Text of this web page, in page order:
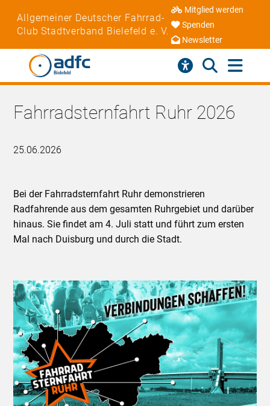
Allgemeiner Deutscher Fahrrad-
Club Stadtverband Bielefeld e. V.
Mitglied werden
Spenden
Newsletter
Fahrradsternfahrt Ruhr 2026
25.06.2026
Bei der Fahrradsternfahrt Ruhr demonstrieren
Radfahrende aus dem gesamten Ruhrgebiet und darüber
hinaus. Sie findet am 4. Juli statt und führt zum ersten
Mal nach Duisburg und durch die Stadt.